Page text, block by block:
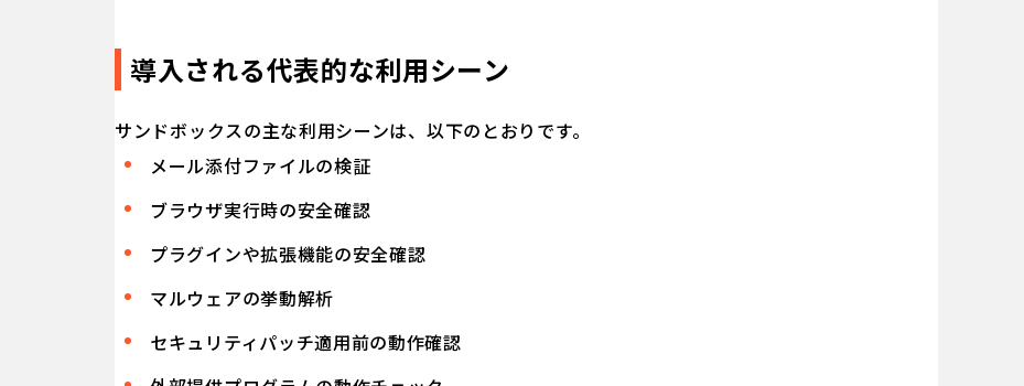
導入される代表的な利用シーン
サンドボックスの主な利用シーンは、以下のとおりです。
メール添付ファイルの検証
ブラウザ実行時の安全確認
プラグインや拡張機能の安全確認
マルウェアの挙動解析
セキュリティパッチ適用前の動作確認